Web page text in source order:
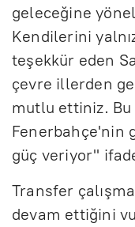
geleceğine
Kendilerini
teşekkür eden
çevre illerden
mutlu ettiniz.
Fenerbahçe'nin
güç veriyor"
Transfer
devam ettiğini